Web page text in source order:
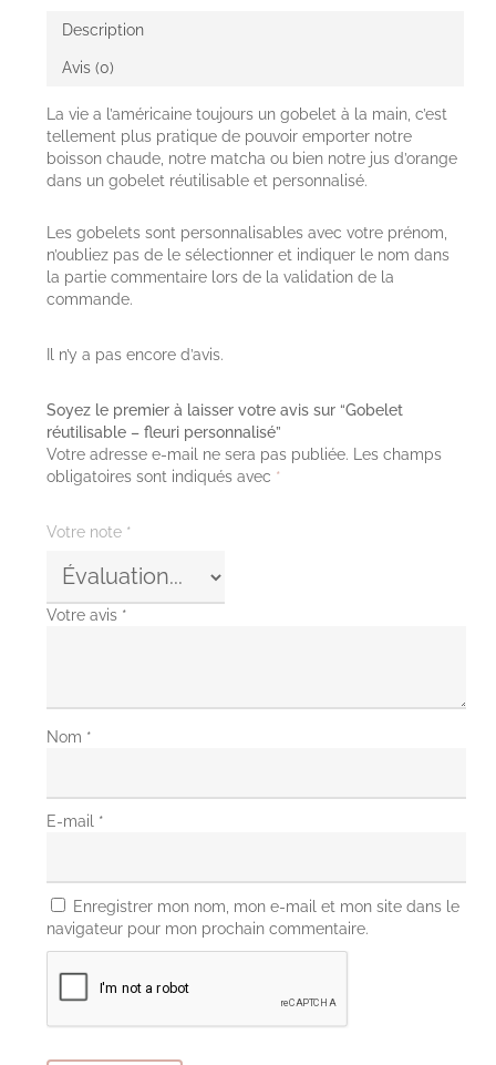
Description
Avis (0)
La vie a l’américaine toujours un gobelet à la main, c’est
tellement plus pratique de pouvoir emporter notre
boisson chaude, notre matcha ou bien notre jus d’orange
dans un gobelet réutilisable et personnalisé.
Les gobelets sont personnalisables avec votre prénom,
n’oubliez pas de le sélectionner et indiquer le nom dans
la partie commentaire lors de la validation de la
commande.
Il n’y a pas encore d’avis.
Soyez le premier à laisser votre avis sur “Gobelet
réutilisable – fleuri personnalisé”
Votre adresse e-mail ne sera pas publiée. Les champs
obligatoires sont indiqués avec *
Votre note *
Votre avis *
Nom *
E-mail *
Enregistrer mon nom, mon e-mail et mon site dans le
navigateur pour mon prochain commentaire.